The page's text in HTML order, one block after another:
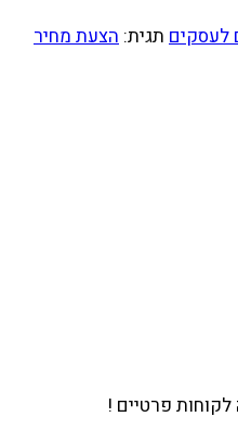
לעסקים תגית: הצעת מחיר
לקוחות פרטיים !